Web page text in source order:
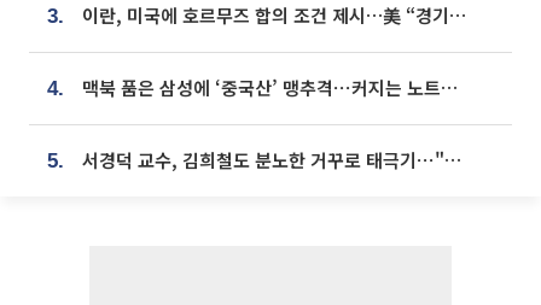
3. 이란, 미국에 호르무즈 합의 조건 제시…美 “경기 아직 안 끝나” [종합]
4. 맥북 품은 삼성에 ‘중국산’ 맹추격⋯커지는 노트북 OLED 시장
5. 서경덕 교수, 김희철도 분노한 거꾸로 태극기⋯"엉터리는 아냐, 아쉬울 뿐"